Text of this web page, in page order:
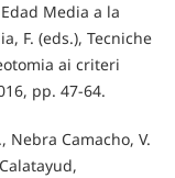
Media a la
F. (eds.), Tecniche
ai criteri
pp. 47-64.
Nebra Camacho, V.